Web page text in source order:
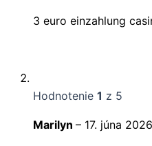
3 euro einzahlung
Hodnotenie 1 z 5
Marilyn – 17. júna 2026